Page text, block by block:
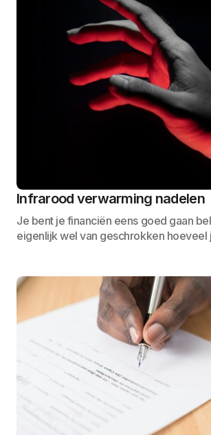
Infrarood verwarming nadelen
Je bent je financiën eens goed gaan
eigenlijk wel van geschrokken hoeveel